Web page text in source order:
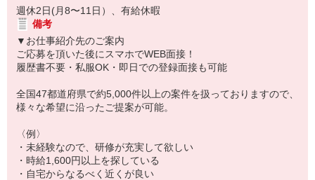
週休2日(月8〜11日）、有給休暇
備考
▼お仕事紹介先のご案内
ご応募を頂いた後にスマホでWEB面接！
履歴書不要・私服OK・即日での登録面接も可能
全国47都道府県で約5,000件以上の案件を扱っておりますので、
様々な希望に沿ったご提案が可能。
〈例〉
・未経験なので、研修が充実して欲しい
・時給1,600円以上を探している
・自宅からなるべく近くが良い